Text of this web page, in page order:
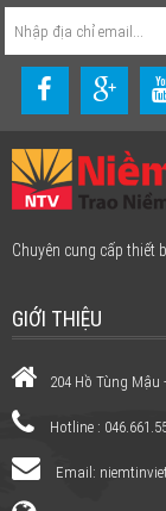
Chuyên cung cấp thiết
GIỚI THIỆU
204 Hồ Tùng Mậu
Hotline :
Email: